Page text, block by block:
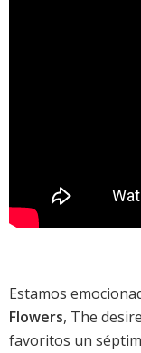
Estamos
Flowers, The
favoritos un